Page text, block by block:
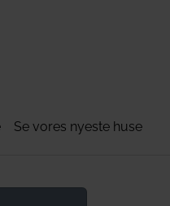
Se vores nyeste huse